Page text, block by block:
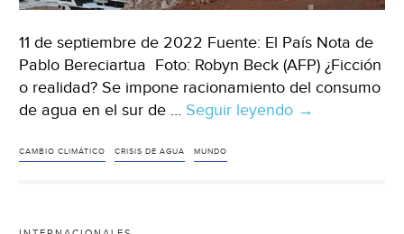
11 de septiembre de 2022 Fuente: El País Nota de
Pablo Bereciartua Foto: Robyn Beck (AFP) ¿Ficción
o realidad? Se impone racionamiento del consumo
de agua en el sur de … Seguir leyendo Mundo
→
CAMBIO CLIMÁTICO CRISIS DE AGUA MUNDO